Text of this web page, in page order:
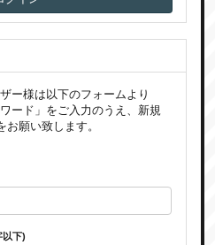
ー様は以下のフォームより
ード」をご入力のうえ、新規
願い致します。
以下)